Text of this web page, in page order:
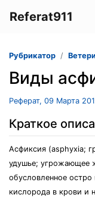
Referat911
Рубрикатор
Виды
Реферат, 09 Марта
Краткое
Асфиксия (asphyxia;
удушье; угрожающее
обусловленное
кислорода в крови и